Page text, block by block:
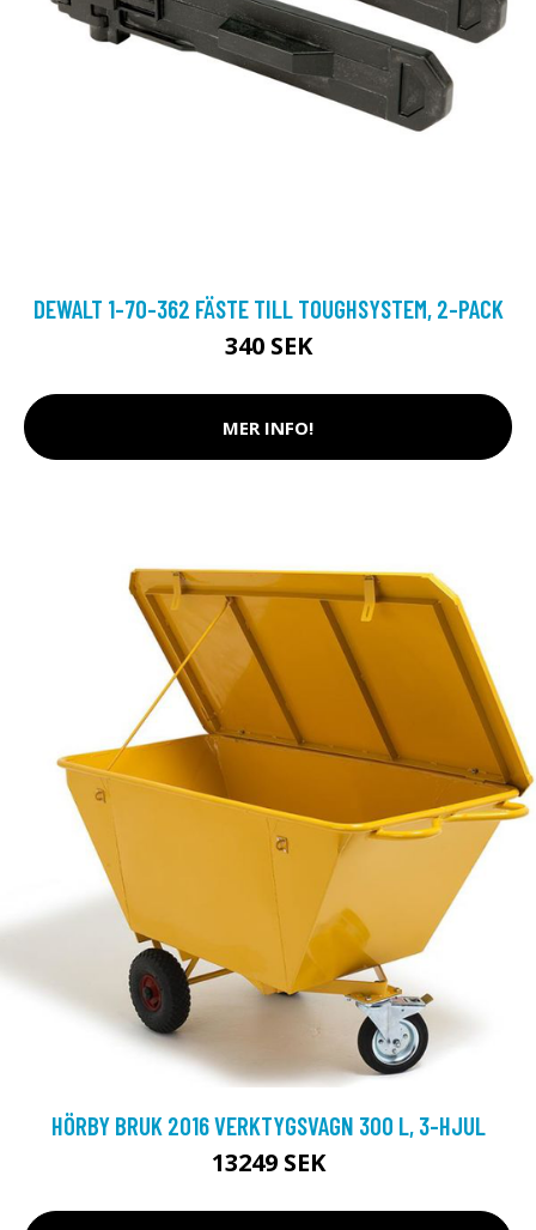
DEWALT 1-70-362 FÄSTE TILL TOUGHSYSTEM, 2-PACK
340 SEK
MER INFO!
HÖRBY BRUK 2016 VERKTYGSVAGN 300 L, 3-HJUL
13249 SEK